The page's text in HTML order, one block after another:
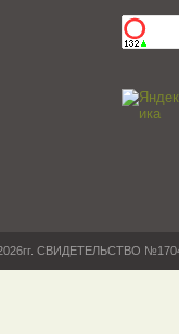
2026гг. СВИДЕТЕЛЬСТВО